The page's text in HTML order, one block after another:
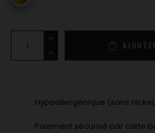
Hypoallergénique (sans
Paiement sécurisé par carte